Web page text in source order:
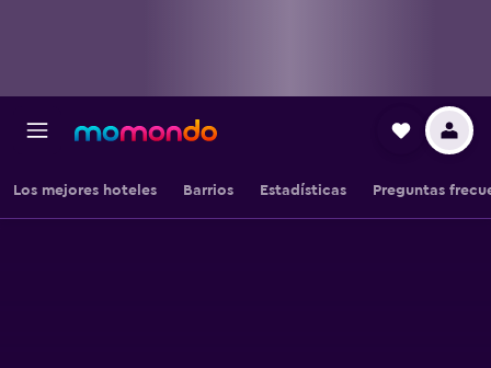
Los mejores hoteles Barrios Estadísticas Preguntas